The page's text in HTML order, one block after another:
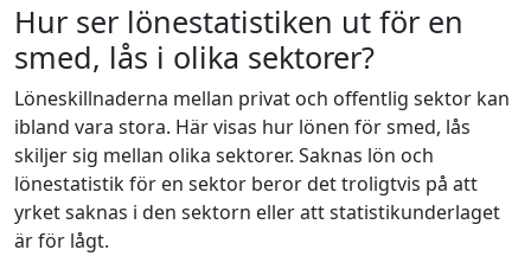
Hur ser lönestatistiken ut för en
smed, lås i olika sektorer?
Löneskillnaderna mellan privat och offentlig sektor kan
ibland vara stora. Här visas hur lönen för smed, lås
skiljer sig mellan olika sektorer. Saknas lön och
lönestatistik för en sektor beror det troligtvis på att
yrket saknas i den sektorn eller att statistikunderlaget
är för lågt.